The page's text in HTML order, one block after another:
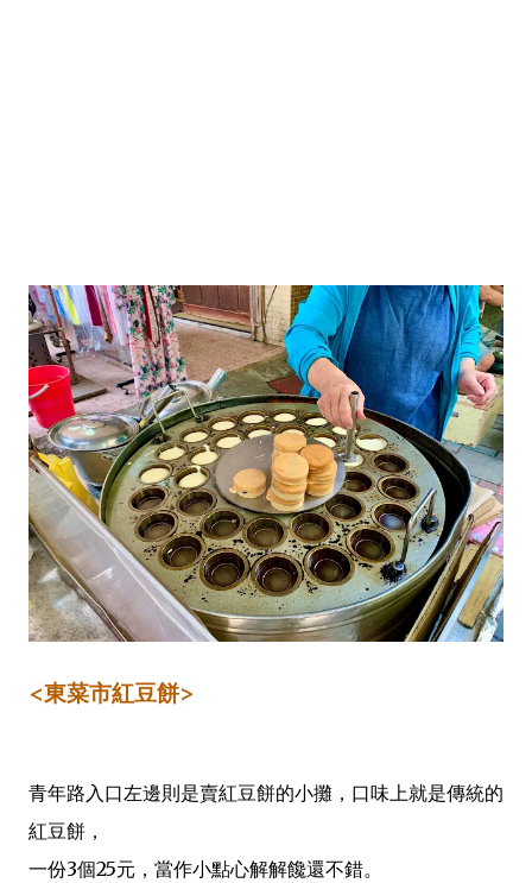
<東菜市紅豆餅>
青年路入口左邊則是賣紅豆餅的小攤，口味上就是傳統的
紅豆餅，
一份3個25元，當作小點心解解饞還不錯。